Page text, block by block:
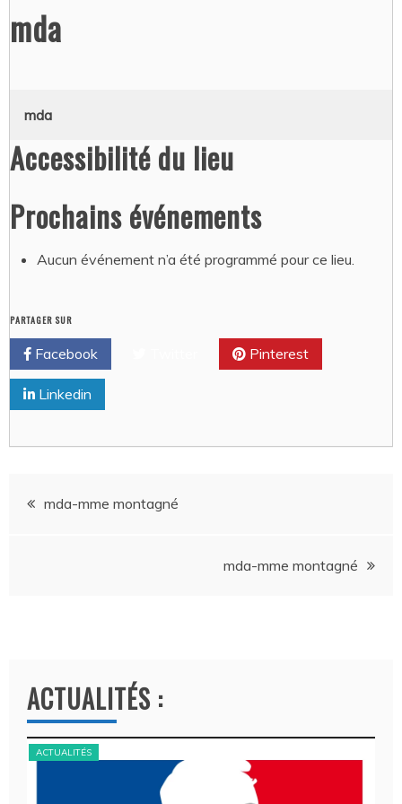
mda
mda
Accessibilité du lieu
Prochains événements
Aucun événement n’a été programmé pour ce lieu.
PARTAGER SUR
Facebook Pinterest
Linkedin
Navigation
mda-mme montagné
mda-mme montagné
ACTUALITÉS :
ACTUALITÉS